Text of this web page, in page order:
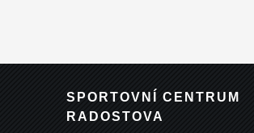
SPORTOVNÍ CENTRUM
RADOSTOVA